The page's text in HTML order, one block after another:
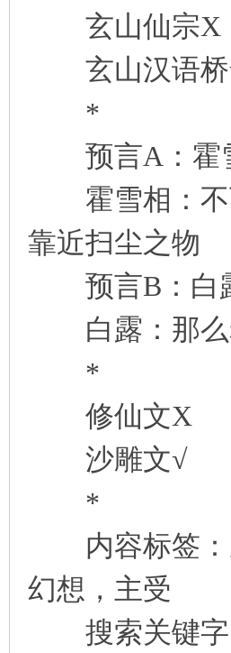
玄山仙宗X
玄山汉语桥
*
预言A：霍
霍雪相：不
靠近扫尘之物
预言B：白
白露：那么
*
修仙文X
沙雕文√
*
内容标签：
幻想，主受
搜索关键字